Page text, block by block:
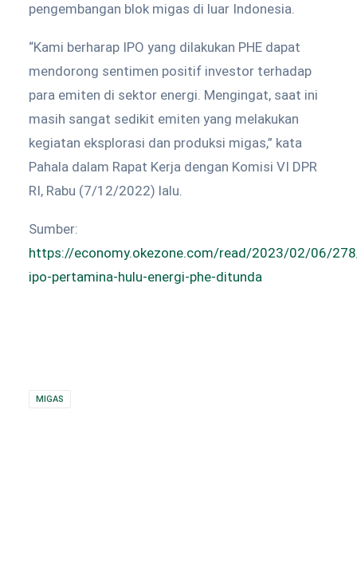
pengembangan blok migas di luar Indonesia.
“Kami berharap IPO yang dilakukan PHE dapat
mendorong sentimen positif investor terhadap
para emiten di sektor energi. Mengingat, saat ini
masih sangat sedikit emiten yang melakukan
kegiatan eksplorasi dan produksi migas,” kata
Pahala dalam Rapat Kerja dengan Komisi VI DPR
RI, Rabu (7/12/2022) lalu.
Sumber:
https://economy.okezone.com/read/2023/02/06/
ipo-pertamina-hulu-energi-phe-ditunda
MIGAS